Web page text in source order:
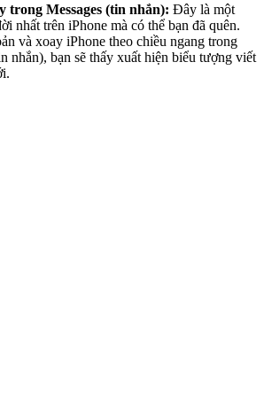
trong Messages (tin nhắn): Đây là một
nhất trên iPhone mà có thể bạn đã quên.
và xoay iPhone theo chiều ngang trong
nhắn), bạn sẽ thấy xuất hiện biểu tượng viết